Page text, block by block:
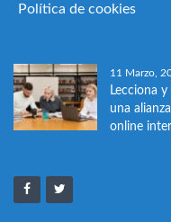
Política de cookies
11 Marzo,
Lecciona
una
online